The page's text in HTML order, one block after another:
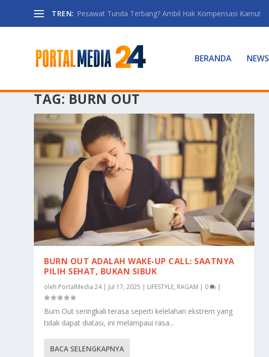
TREN: Pesawat Tunda Terbang? Ambil Hak Kompensasi Kamu!
BERANDA NEWS
TAG: BURN OUT
BURN OUT ADALAH WAKE-UP CALL: SAATNYA
PILIH SEHAT, BUKAN SIBUK
oleh PortalMedia 24| Jul 17, 2025 | LIFESTYLE, RAGAM | 0 |
Burn Out seringkali terasa seperti kelelahan ekstrem yang
tidak dapat diatasi, ini melampaui rasa...
BACA SELENGKAPNYA